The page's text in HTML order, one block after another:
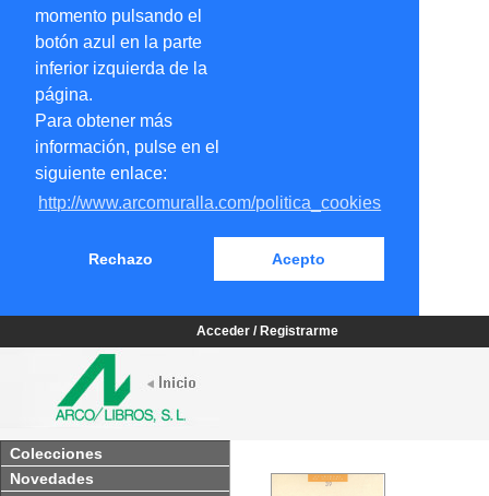
momento pulsando el
botón azul en la parte
inferior izquierda de la
página.
Para obtener más
información, pulse en el
siguiente enlace:
http://www.arcomuralla.com/politica_cookies
Rechazo Acepto
Acceder / Registrarme
Colecciones
Novedades